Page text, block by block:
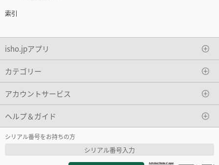
索引
isho.jpアプリ
カテゴリー
アカウントサービス
ヘルプ＆ガイド
シリアル番号をお持ちの方
シリアル番号入力